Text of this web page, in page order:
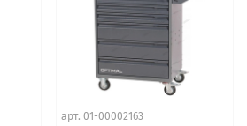
арт. 01-00002163